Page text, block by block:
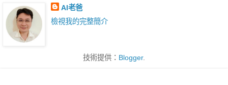
AI老爸
檢視我的完整簡介
技術提供： Blogger.